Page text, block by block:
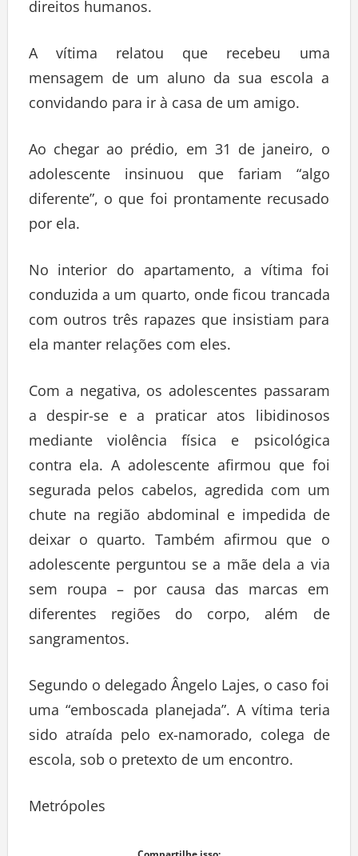
direitos humanos.
A vítima relatou que recebeu uma
mensagem de um aluno da sua escola a
convidando para ir à casa de um amigo.
Ao chegar ao prédio, em 31 de janeiro, o
adolescente insinuou que fariam “algo
diferente”, o que foi prontamente recusado
por ela.
No interior do apartamento, a vítima foi
conduzida a um quarto, onde ficou trancada
com outros três rapazes que insistiam para
ela manter relações com eles.
Com a negativa, os adolescentes passaram
a despir-se e a praticar atos libidinosos
mediante violência física e psicológica
contra ela. A adolescente afirmou que foi
segurada pelos cabelos, agredida com um
chute na região abdominal e impedida de
deixar o quarto. Também afirmou que o
adolescente perguntou se a mãe dela a via
sem roupa – por causa das marcas em
diferentes regiões do corpo, além de
sangramentos.
Segundo o delegado Ângelo Lajes, o caso foi
uma “emboscada planejada”. A vítima teria
sido atraída pelo ex-namorado, colega de
escola, sob o pretexto de um encontro.
Metrópoles